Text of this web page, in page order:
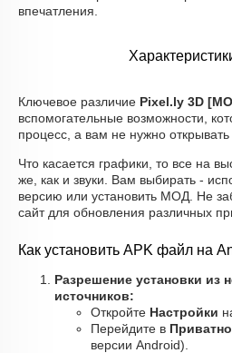
впечатления.
Ключевое различие Pixel.ly 3D
вспомогательные возможности,
процесс, а вам не нужно
Что касается графики, то все на
же, как и звуки. Вам выбирать -
версию или установить МОД. Не
сайт для обновления различных
Как установить APK файл на
Разрешение установки из
источников:
Откройте Настройки
Перейдите в
версии Android).